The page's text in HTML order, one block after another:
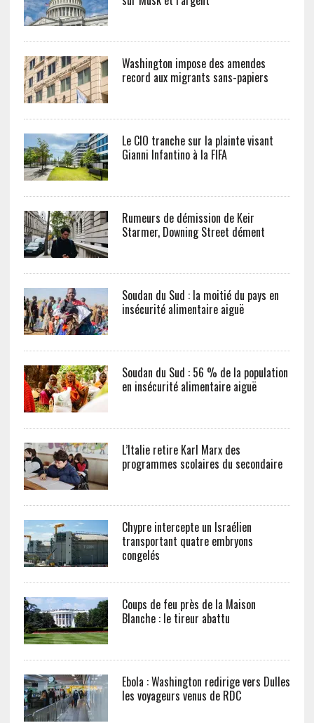
Washington impose des amendes
record aux migrants sans-papiers
Le CIO tranche sur la plainte visant
Gianni Infantino à la FIFA
Rumeurs de démission de Keir
Starmer, Downing Street dément
Soudan du Sud : la moitié du pays en
insécurité alimentaire aiguë
Soudan du Sud : 56 % de la population
en insécurité alimentaire aiguë
L’Italie retire Karl Marx des
programmes scolaires du secondaire
Chypre intercepte un Israélien
transportant quatre embryons
congelés
Coups de feu près de la Maison
Blanche : le tireur abattu
Ebola : Washington redirige vers Dulles
les voyageurs venus de RDC